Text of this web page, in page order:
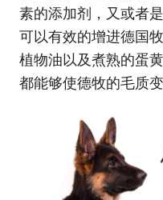
素的添加剂，又或者
可以有效的增进德国
植物油以及煮熟的蛋
都能够使德牧的毛质